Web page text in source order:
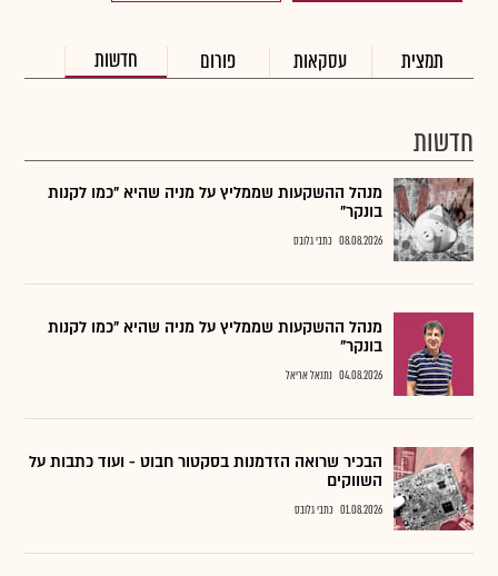
תמצית עסקאות פורום חדשות
חדשות
מנהל ההשקעות שממליץ על מניה שהיא "כמו לקנות
בונקר"
08.08.2026 כתבי גלובס
מנהל ההשקעות שממליץ על מניה שהיא "כמו לקנות
בונקר"
04.08.2026 נתנאל אריאל
הבכיר שרואה הזדמנות בסקטור חבוט - ועוד כתבות על
השווקים
01.08.2026 כתבי גלובס